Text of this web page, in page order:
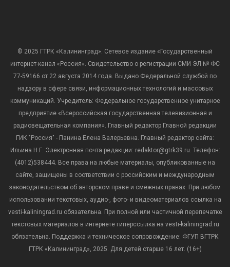
© 2025 ГТРК «Калининград». Сетевое издание «Государственный
интернет-канал «Россия». Свидетельство о регистрации СМИ ЭЛ № ФС
77-59166 от 22 августа 2014 года. Выдано Федеральной службой по
надзору в сфере связи, информационных технологий и массовых
коммуникаций. Учредитель: Федеральное государственное унитарное
предприятие «Всероссийская государственная телевизионная и
радиовещательная компания». Главный редактор Главной редакции
ГИК "Россия" - Панина Елена Валерьевна. Главный редактор сайта:
Ильина Н.Г. Электронная почта редакции: redaktor@gtrk39.ru. Телефон:
(4012)538444. Все права на любые материалы, опубликованные на
сайте, защищены в соответствии с российским и международным
законодательством об авторском праве и смежных правах. При любом
использовании текстовых, аудио-, фото- и видеоматериалов ссылка на
vesti-kaliningrad.ru обязательна. При полной или частичной перепечатке
текстовых материалов в интернете гиперссылка на vesti-kaliningrad.ru
обязательна. Поддержка и техническое сопровождение: ФГУП ВГТРК
ГТРК «Калининград», 2025. Для детей старше 16 лет. (16+)